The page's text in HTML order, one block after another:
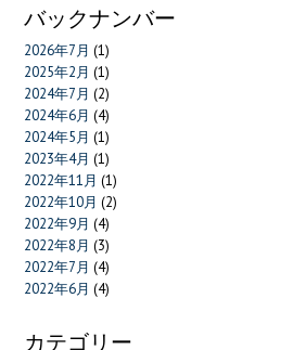
バックナンバー
2026年7月 (1)
2025年2月 (1)
2024年7月 (2)
2024年6月 (4)
2024年5月 (1)
2023年4月 (1)
2022年11月 (1)
2022年10月 (2)
2022年9月 (4)
2022年8月 (3)
2022年7月 (4)
2022年6月 (4)
カテゴリー